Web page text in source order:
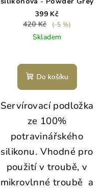
399 Kč
420 Kč
(–5 %)
Skladem
Do košíku
Servírovací podložka
ze 100%
potravinářského
silikonu. Vhodné pro
použití v troubě, v
mikrovlnné troubě a